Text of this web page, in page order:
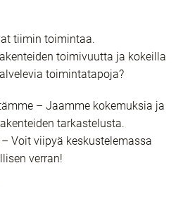
tiimin toimintaa.
toimivuutta ja kokeilla
toimintatapoja?
– Jaamme kokemuksia ja
tarkastelusta.
Voit viipyä keskustelemassa
verran!